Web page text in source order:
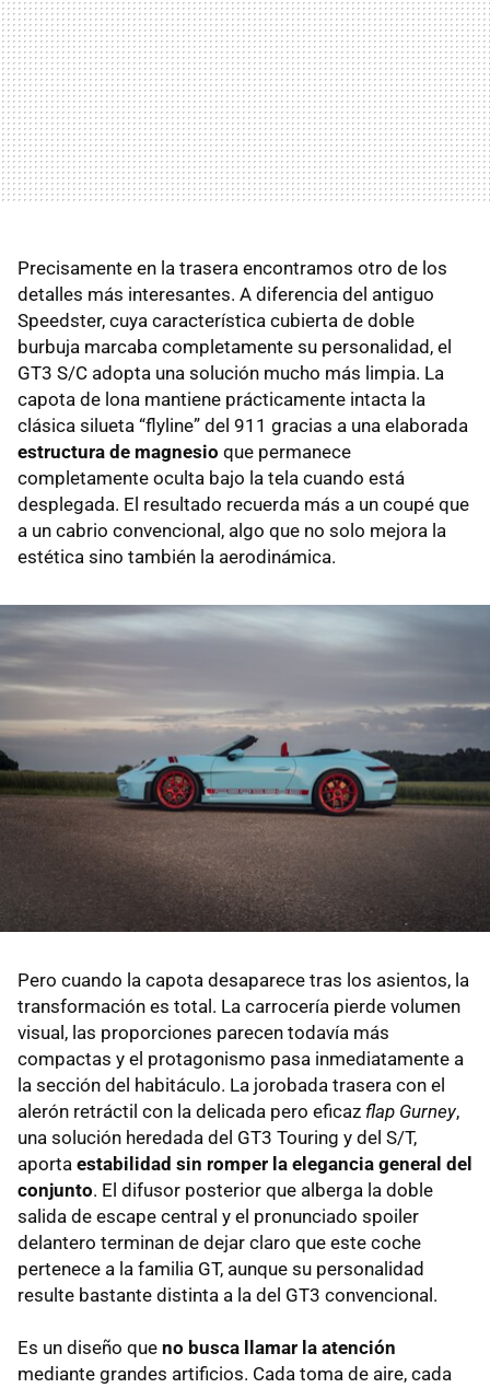
Precisamente en la trasera encontramos otro de los
detalles más interesantes. A diferencia del antiguo
Speedster, cuya característica cubierta de doble
burbuja marcaba completamente su personalidad, el
GT3 S/C adopta una solución mucho más limpia. La
capota de lona mantiene prácticamente intacta la
clásica silueta “flyline” del 911 gracias a una elaborada
estructura de magnesio que permanece
completamente oculta bajo la tela cuando está
desplegada. El resultado recuerda más a un coupé que
a un cabrio convencional, algo que no solo mejora la
estética sino también la aerodinámica.
Pero cuando la capota desaparece tras los asientos, la
transformación es total. La carrocería pierde volumen
visual, las proporciones parecen todavía más
compactas y el protagonismo pasa inmediatamente a
la sección del habitáculo. La jorobada trasera con el
alerón retráctil con la delicada pero eficaz flap Gurney,
una solución heredada del GT3 Touring y del S/T,
aporta estabilidad sin romper la elegancia general del
conjunto. El difusor posterior que alberga la doble
salida de escape central y el pronunciado spoiler
delantero terminan de dejar claro que este coche
pertenece a la familia GT, aunque su personalidad
resulte bastante distinta a la del GT3 convencional.
Es un diseño que no busca llamar la atención
mediante grandes artificios. Cada toma de aire, cada